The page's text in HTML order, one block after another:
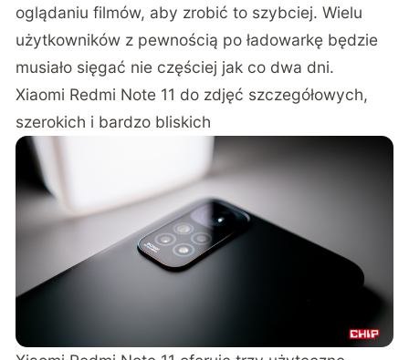
oglądaniu filmów, aby zrobić to szybciej. Wielu
użytkowników z pewnością po ładowarkę będzie
musiało sięgać nie częściej jak co dwa dni.
Xiaomi Redmi Note 11 do zdjęć szczegółowych,
szerokich i bardzo bliskich